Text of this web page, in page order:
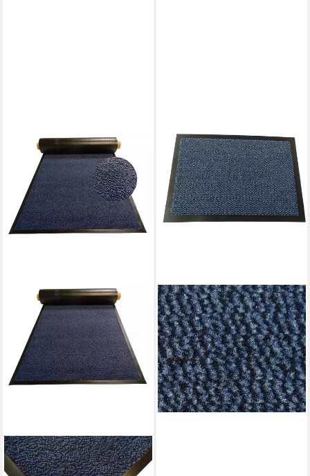
MERTEX
Läufer Oslo,
MERTEX
Läufer Bern,
Schmutzfangmatte rundum
verlaufender Rand
(7)
ab 10,90 €
lieferbar - in 2-3 Werktagen bei dir
+1